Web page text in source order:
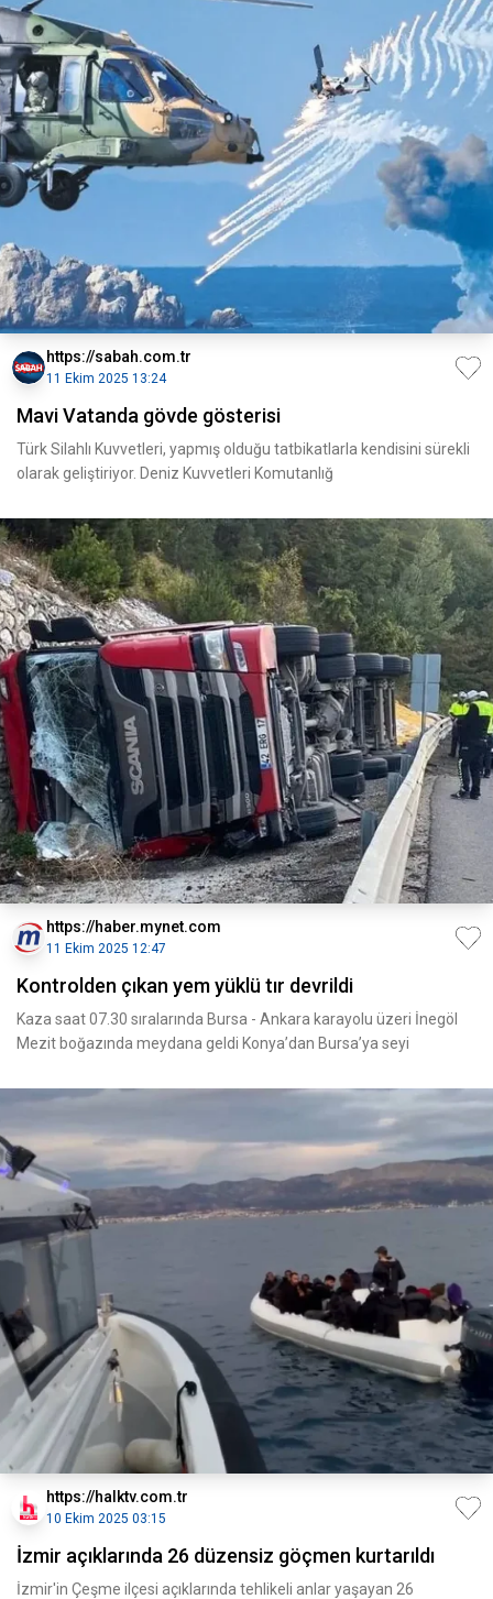
https://sabah.com.tr
11 Ekim 2025 13:24
Mavi Vatanda gövde gösterisi
Türk Silahlı Kuvvetleri, yapmış olduğu tatbikatlarla kendisini sürekli
olarak geliştiriyor. Deniz Kuvvetleri Komutanlığ
https://haber.mynet.com
11 Ekim 2025 12:47
Kontrolden çıkan yem yüklü tır devrildi
Kaza saat 07.30 sıralarında Bursa - Ankara karayolu üzeri İnegöl
Mezit boğazında meydana geldi Konya’dan Bursa’ya seyi
https://halktv.com.tr
10 Ekim 2025 03:15
İzmir açıklarında 26 düzensiz göçmen kurtarıldı
İzmir'in Çeşme ilçesi açıklarında tehlikeli anlar yaşayan 26